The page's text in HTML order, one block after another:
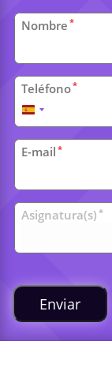
Datos
personales
Nombre *
Teléfono*
España
+34
E-mail *
Clases
universitarias
Asignatura(s) *
Enviar